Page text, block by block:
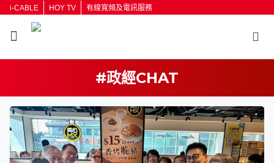
i-CABLE HOY TV 有線寬頻及電訊服務
#政經CHAT